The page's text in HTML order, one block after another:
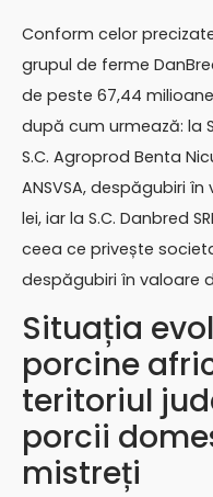
Conform celor
grupul de ferme
de peste 67,44
după cum urmează: la
S.C. Agroprod Benta
ANSVSA, despăgubiri
lei, iar la S.C. Danbred
ceea ce privește
despăgubiri în valoare
Situația
porcine
teritoriul
porcii
mistreți